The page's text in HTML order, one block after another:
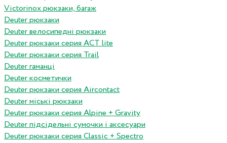
Victorinox рюкзаки, багаж
Deuter рюкзаки
Deuter велосипедні рюкзаки
Deuter рюкзаки серия ACT lite
Deuter рюкзаки серия Trail
Deuter гаманці
Deuter косметички
Deuter рюкзаки серия Aircontact
Deuter міські рюкзаки
Deuter рюкзаки серия Alpine + Gravity
Deuter підсідельні сумочки і аксесуари
Deuter рюкзаки серия Classic + Spectro